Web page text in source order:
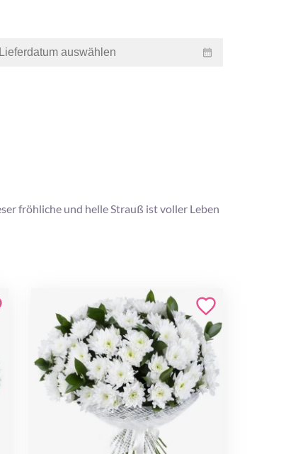
fröhliche und helle Strauß ist voller Leben